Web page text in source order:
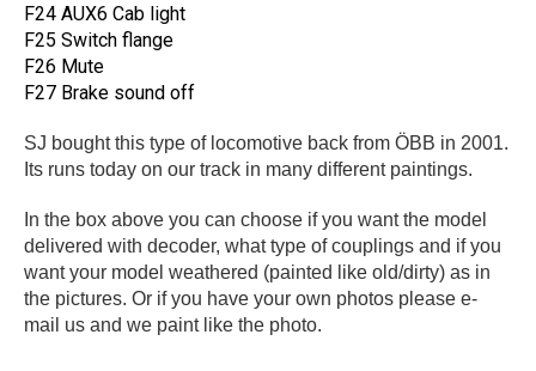
F24 AUX6 Cab light
F25 Switch flange
F26 Mute
F27 Brake sound off
SJ bought this type of locomotive back from ÖBB in 2001.
Its runs today on our track in many different paintings.
In the box above you can choose if you want the model
delivered with decoder, what type of couplings and if you
want your model weathered (painted like old/dirty) as in
the pictures. Or if you have your own photos please e-
mail us and we paint like the photo.